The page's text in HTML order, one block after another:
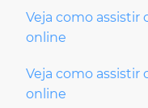
Veja como assistir
online
Veja como assistir
online